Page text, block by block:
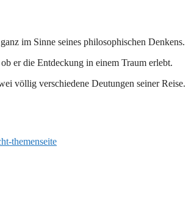
im Sinne seines philosophischen Denkens.
er die Entdeckung in einem Traum erlebt.
völlig verschiedene Deutungen seiner Reise.
themenseite